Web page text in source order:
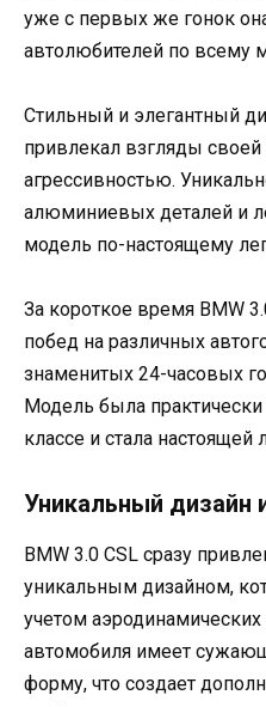
уже с первых же гонок
автолюбителей по всему
Стильный и элегантный
привлекал взгляды
агрессивностью.
алюминиевых деталей и
модель по-настоящему
За короткое время BMW
побед на различных
знаменитых 24-часовых
Модель была
классе и стала настоящей
Уникальный дизайн
BMW 3.0 CSL сразу
уникальным дизайном,
учетом
автомобиля имеет
форму, что создает